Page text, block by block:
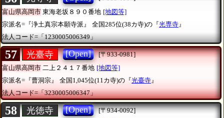
富山県高岡市 東海老坂８９０番地 [地図等]
宗派名=『浄土真宗本願寺派』
全国285位(38カ寺)の『光専寺 』
法人コード=「1230005006349」
57 光臺寺 [Open]
[〒933-0981]
富山県高岡市 二上２４１７番地 [地図等]
宗派名=『曹洞宗』
全国1,045位(11カ寺)の『光臺寺』
法人コード=「3230005006347」
58 光徳寺 [Open]
[〒934-0092]